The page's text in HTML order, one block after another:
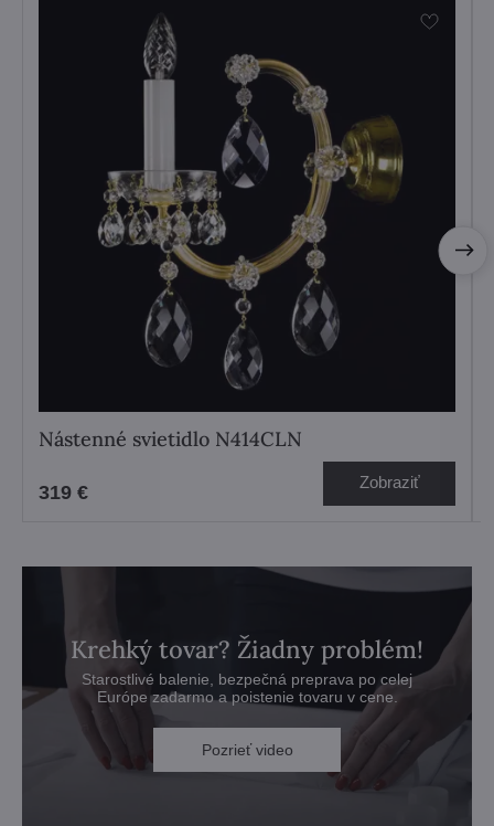
Nástenné svietidlo N414CLN
319 € Zobraziť
Krehký tovar? Žiadny problém!
Starostlivé balenie, bezpečná preprava po celej
Európe zadarmo a poistenie tovaru v cene.
Pozrieť video